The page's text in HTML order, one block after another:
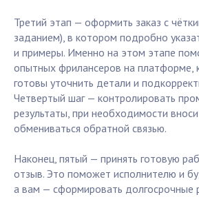
Третий этап — оформить заказ с
заданием), в котором подробно
и примеры. Именно на этом этапе
опытных фрилансеров на платформе,
готовы уточнить детали и
Четвертый шаг — контролировать
результаты, при необходимости
обмениваться обратной связью.
Наконец, пятый — принять готовую
отзыв. Это поможет исполнителю и
а вам — сформировать долгосрочные